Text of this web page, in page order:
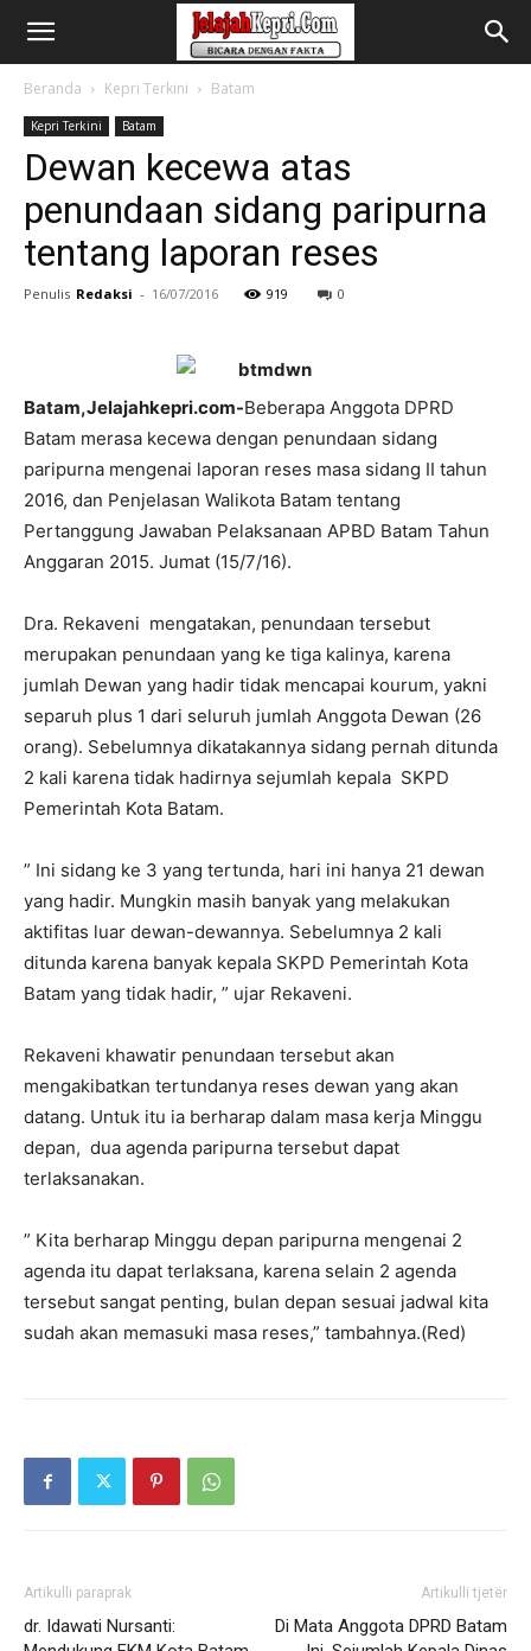
Beranda Kepri Terkini Batam
Kepri Terkini Batam
Dewan kecewa atas
penundaan sidang paripurna
tentang laporan reses
Penulis Redaksi - 16/07/2016 919 0
Batam,Jelajahkepri.com-Beberapa Anggota DPRD
Batam merasa kecewa dengan penundaan sidang
paripurna mengenai laporan reses masa sidang II tahun
2016, dan Penjelasan Walikota Batam tentang
Pertanggung Jawaban Pelaksanaan APBD Batam Tahun
Anggaran 2015. Jumat (15/7/16).
Dra. Rekaveni mengatakan, penundaan tersebut
merupakan penundaan yang ke tiga kalinya, karena
jumlah Dewan yang hadir tidak mencapai kourum, yakni
separuh plus 1 dari seluruh jumlah Anggota Dewan (26
orang). Sebelumnya dikatakannya sidang pernah ditunda
2 kali karena tidak hadirnya sejumlah kepala SKPD
Pemerintah Kota Batam.
” Ini sidang ke 3 yang tertunda, hari ini hanya 21 dewan
yang hadir. Mungkin masih banyak yang melakukan
aktifitas luar dewan-dewannya. Sebelumnya 2 kali
ditunda karena banyak kepala SKPD Pemerintah Kota
Batam yang tidak hadir, ” ujar Rekaveni.
Rekaveni khawatir penundaan tersebut akan
mengakibatkan tertundanya reses dewan yang akan
datang. Untuk itu ia berharap dalam masa kerja Minggu
depan, dua agenda paripurna tersebut dapat
terlaksanakan.
” Kita berharap Minggu depan paripurna mengenai 2
agenda itu dapat terlaksana, karena selain 2 agenda
tersebut sangat penting, bulan depan sesuai jadwal kita
sudah akan memasuki masa reses,” tambahnya.(Red)
Artikulli paraprak
dr. Idawati Nursanti:
Artikulli tjetër
Di Mata Anggota DPRD Batam